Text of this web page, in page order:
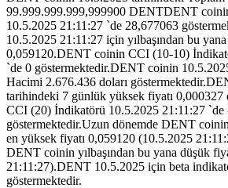
99.999.999.999,999900 DENTDENT
10.5.2025 21:11:27 `de 28,677063
10.5.2025 21:11:27 için yılbaşından bu
0,059120.DENT coinin CCI (10-10)
`de 0 göstermektedir.DENT coinin
Hacimi 2.676.436 doları
tarihindeki 7 günlük yüksek fiyatı 0,000327
CCI (20) İndikatörü 10.5.2025 21:11:27 `de
göstermektedir.Uzun dönemde DENT coinin
en yüksek fiyatı 0,059120 (10.5.2025
DENT coinin yılbaşından bu yana düşük
21:11:27).DENT 10.5.2025 için beta
göstermektedir.